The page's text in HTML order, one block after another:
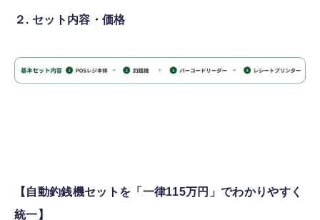
２. セット内容・価格
【自動釣銭機セットを「一律115万円」でわかりやすく
統一】